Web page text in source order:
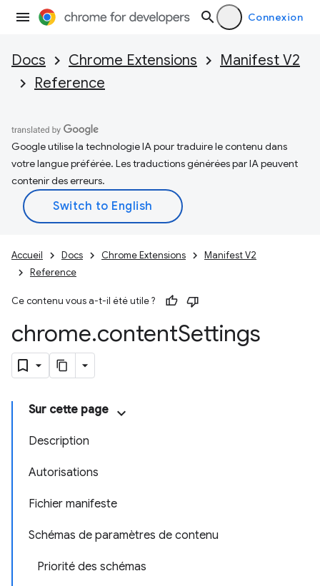
Connexion
Docs Chrome Extensions
Manifest V2
Reference
Google utilise la technologie IA pour traduire le contenu dans
votre langue préférée. Les traductions générées par IA peuvent
contenir des erreurs.
Accueil Docs Chrome Extensions
Manifest V2
Reference
Ce contenu vous a-t-il été utile ?
chrome.contentSettings
Sur cette page
Description
Autorisations
Fichier manifeste
Schémas de paramètres de contenu
Priorité des schémas